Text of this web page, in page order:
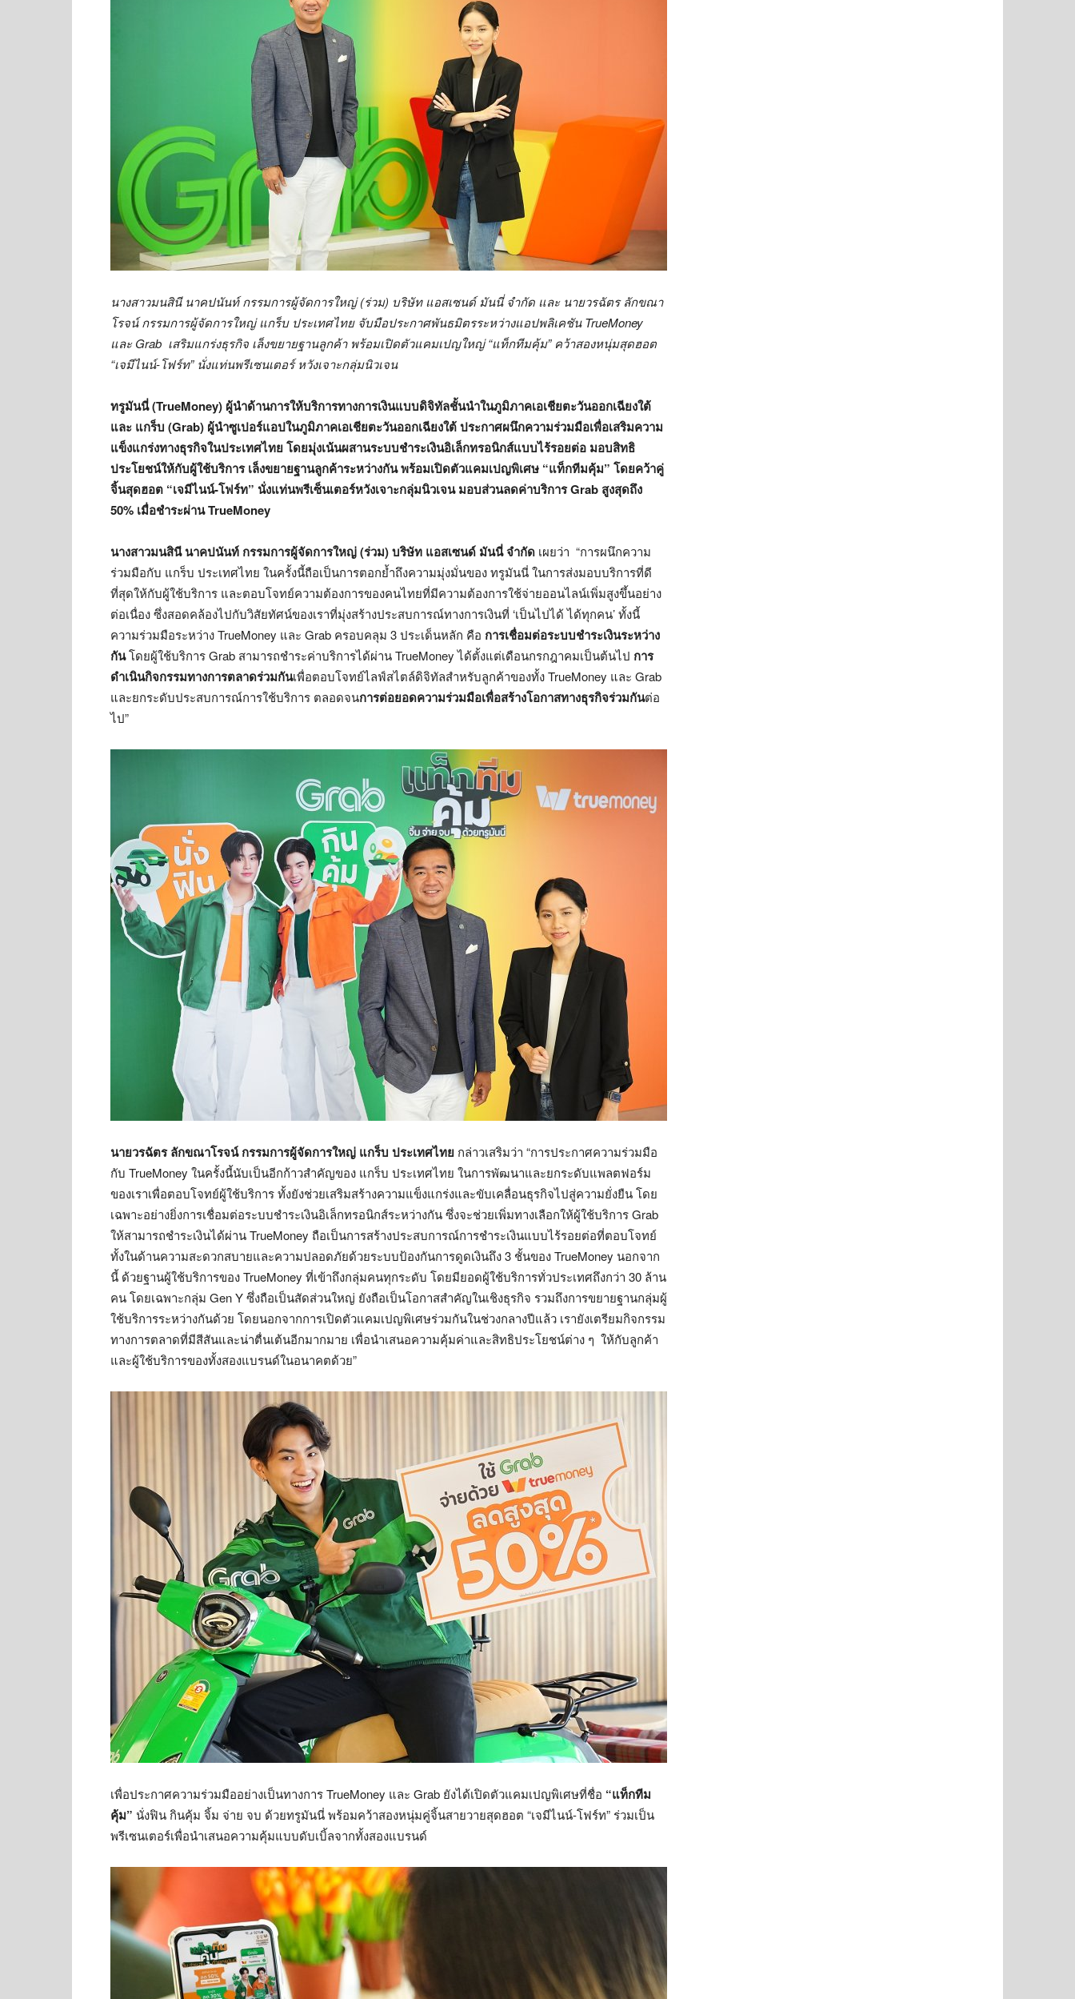
นางสาวมนสินี นาคปนันท์ กรรมการผู้จัดการใหญ่ (ร่วม) บริษัท แอสเซนด์ มันนี่ จำกัด และ นายวรฉัตร ลักขณา
โรจน์ กรรมการผู้จัดการใหญ่ แกร็บ ประเทศไทย จับมือประกาศพันธมิตรระหว่างแอปพลิเคชันTrueMoney
และGrab เสริมแกร่งธุรกิจ เล็งขยายฐานลูกค้า พร้อมเปิดตัวแคมเปญใหญ่ “แท็กทีมคุ้ม” คว้าสองหนุ่มสุดฮอต
“เจมีไนน์-โฟร์ท” นั่งแท่นพรีเซนเตอร์ หวังเจาะกลุ่มนิวเจน
ทรูมันนี่ (TrueMoney) ผู้นำด้านการให้บริการทางการเงินแบบดิจิทัลชั้นนำในภูมิภาคเอเชียตะวันออกเฉียงใต้
และ แกร็บ (Grab) ผู้นำซูเปอร์แอปในภูมิภาคเอเชียตะวันออกเฉียงใต้ ประกาศผนึกความร่วมมือเพื่อเสริมความ
แข็งแกร่งทางธุรกิจในประเทศไทย โดยมุ่งเน้นผสานระบบชำระเงินอิเล็กทรอนิกส์แบบไร้รอยต่อ มอบสิทธิ
ประโยชน์ให้กับผู้ใช้บริการ เล็งขยายฐานลูกค้าระหว่างกัน พร้อมเปิดตัวแคมเปญพิเศษ “แท็กทีมคุ้ม” โดยคว้าคู่
จิ้นสุดฮอต “เจมีไนน์-โฟร์ท” นั่งแท่นพรีเซ็นเตอร์หวังเจาะกลุ่มนิวเจน มอบส่วนลดค่าบริการGrab สูงสุดถึง
50% เมื่อชำระผ่านTrueMoney
นางสาวมนสินี นาคปนันท์ กรรมการผู้จัดการใหญ่ (ร่วม) บริษัท แอสเซนด์ มันนี่ จำกัด เผยว่า “การผนึกความ
ร่วมมือกับ แกร็บ ประเทศไทย ในครั้งนี้ถือเป็นการตอกย้ำถึงความมุ่งมั่นของ ทรูมันนี่ ในการส่งมอบบริการที่ดี
ที่สุดให้กับผู้ใช้บริการ และตอบโจทย์ความต้องการของคนไทยที่มีความต้องการใช้จ่ายออนไลน์เพิ่มสูงขึ้นอย่าง
ต่อเนื่อง ซึ่งสอดคล้องไปกับวิสัยทัศน์ของเราที่มุ่งสร้างประสบการณ์ทางการเงินที่ ‘เป็นไปได้ ได้ทุกคน’ ทั้งนี้
ความร่วมมือระหว่าง TrueMoney และ Grab ครอบคลุม 3 ประเด็นหลัก คือ การเชื่อมต่อระบบชำระเงินระหว่าง
กันโดยผู้ใช้บริการ Grab สามารถชำระค่าบริการได้ผ่าน TrueMoney ได้ตั้งแต่เดือนกรกฎาคมเป็นต้นไป การ
ดำเนินกิจกรรมทางการตลาดร่วมกันเพื่อตอบโจทย์ไลฟ์สไตล์ดิจิทัลสำหรับลูกค้าของทั้ง TrueMoney และ Grab
และยกระดับประสบการณ์การใช้บริการ ตลอดจนการต่อยอดความร่วมมือเพื่อสร้างโอกาสทางธุรกิจร่วมกันต่อ
ไป”
นายวรฉัตร ลักขณาโรจน์ กรรมการผู้จัดการใหญ่ แกร็บ ประเทศไทย กล่าวเสริมว่า “การประกาศความร่วมมือ
กับ TrueMoney ในครั้งนี้นับเป็นอีกก้าวสำคัญของ แกร็บ ประเทศไทย ในการพัฒนาและยกระดับแพลตฟอร์ม
ของเราเพื่อตอบโจทย์ผู้ใช้บริการ ทั้งยังช่วยเสริมสร้างความแข็งแกร่งและขับเคลื่อนธุรกิจไปสู่ความยั่งยืน โดย
เฉพาะอย่างยิ่งการเชื่อมต่อระบบชำระเงินอิเล็กทรอนิกส์ระหว่างกัน ซึ่งจะช่วยเพิ่มทางเลือกให้ผู้ใช้บริการ Grab
ให้สามารถชำระเงินได้ผ่าน TrueMoney ถือเป็นการสร้างประสบการณ์การชำระเงินแบบไร้รอยต่อที่ตอบโจทย์
ทั้งในด้านความสะดวกสบายและความปลอดภัยด้วยระบบป้องกันการดูดเงินถึง 3 ชั้นของ TrueMoney นอกจาก
นี้ ด้วยฐานผู้ใช้บริการของ TrueMoney ที่เข้าถึงกลุ่มคนทุกระดับ โดยมียอดผู้ใช้บริการทั่วประเทศถึงกว่า 30 ล้าน
คน โดยเฉพาะกลุ่ม Gen Y ซึ่งถือเป็นสัดส่วนใหญ่ ยังถือเป็นโอกาสสำคัญในเชิงธุรกิจ รวมถึงการขยายฐานกลุ่มผู้
ใช้บริการระหว่างกันด้วย โดยนอกจากการเปิดตัวแคมเปญพิเศษร่วมกันในช่วงกลางปีแล้ว เรายังเตรียมกิจกรรม
ทางการตลาดที่มีสีสันและน่าตื่นเต้นอีกมากมาย เพื่อนำเสนอความคุ้มค่าและสิทธิประโยชน์ต่าง ๆ ให้กับลูกค้า
และผู้ใช้บริการของทั้งสองแบรนด์ในอนาคตด้วย”
เพื่อประกาศความร่วมมืออย่างเป็นทางการ TrueMoney และ Grab ยังได้เปิดตัวแคมเปญพิเศษที่ชื่อ “แท็กทีม
คุ้ม” นั่งฟิน กินคุ้ม จิ้ม จ่าย จบ ด้วยทรูมันนี่ พร้อมคว้าสองหนุ่มคู่จิ้นสายวายสุดฮอต “เจมีไนน์-โฟร์ท” ร่วมเป็น
พรีเซนเตอร์เพื่อนำเสนอความคุ้มแบบดับเบิ้ลจากทั้งสองแบรนด์